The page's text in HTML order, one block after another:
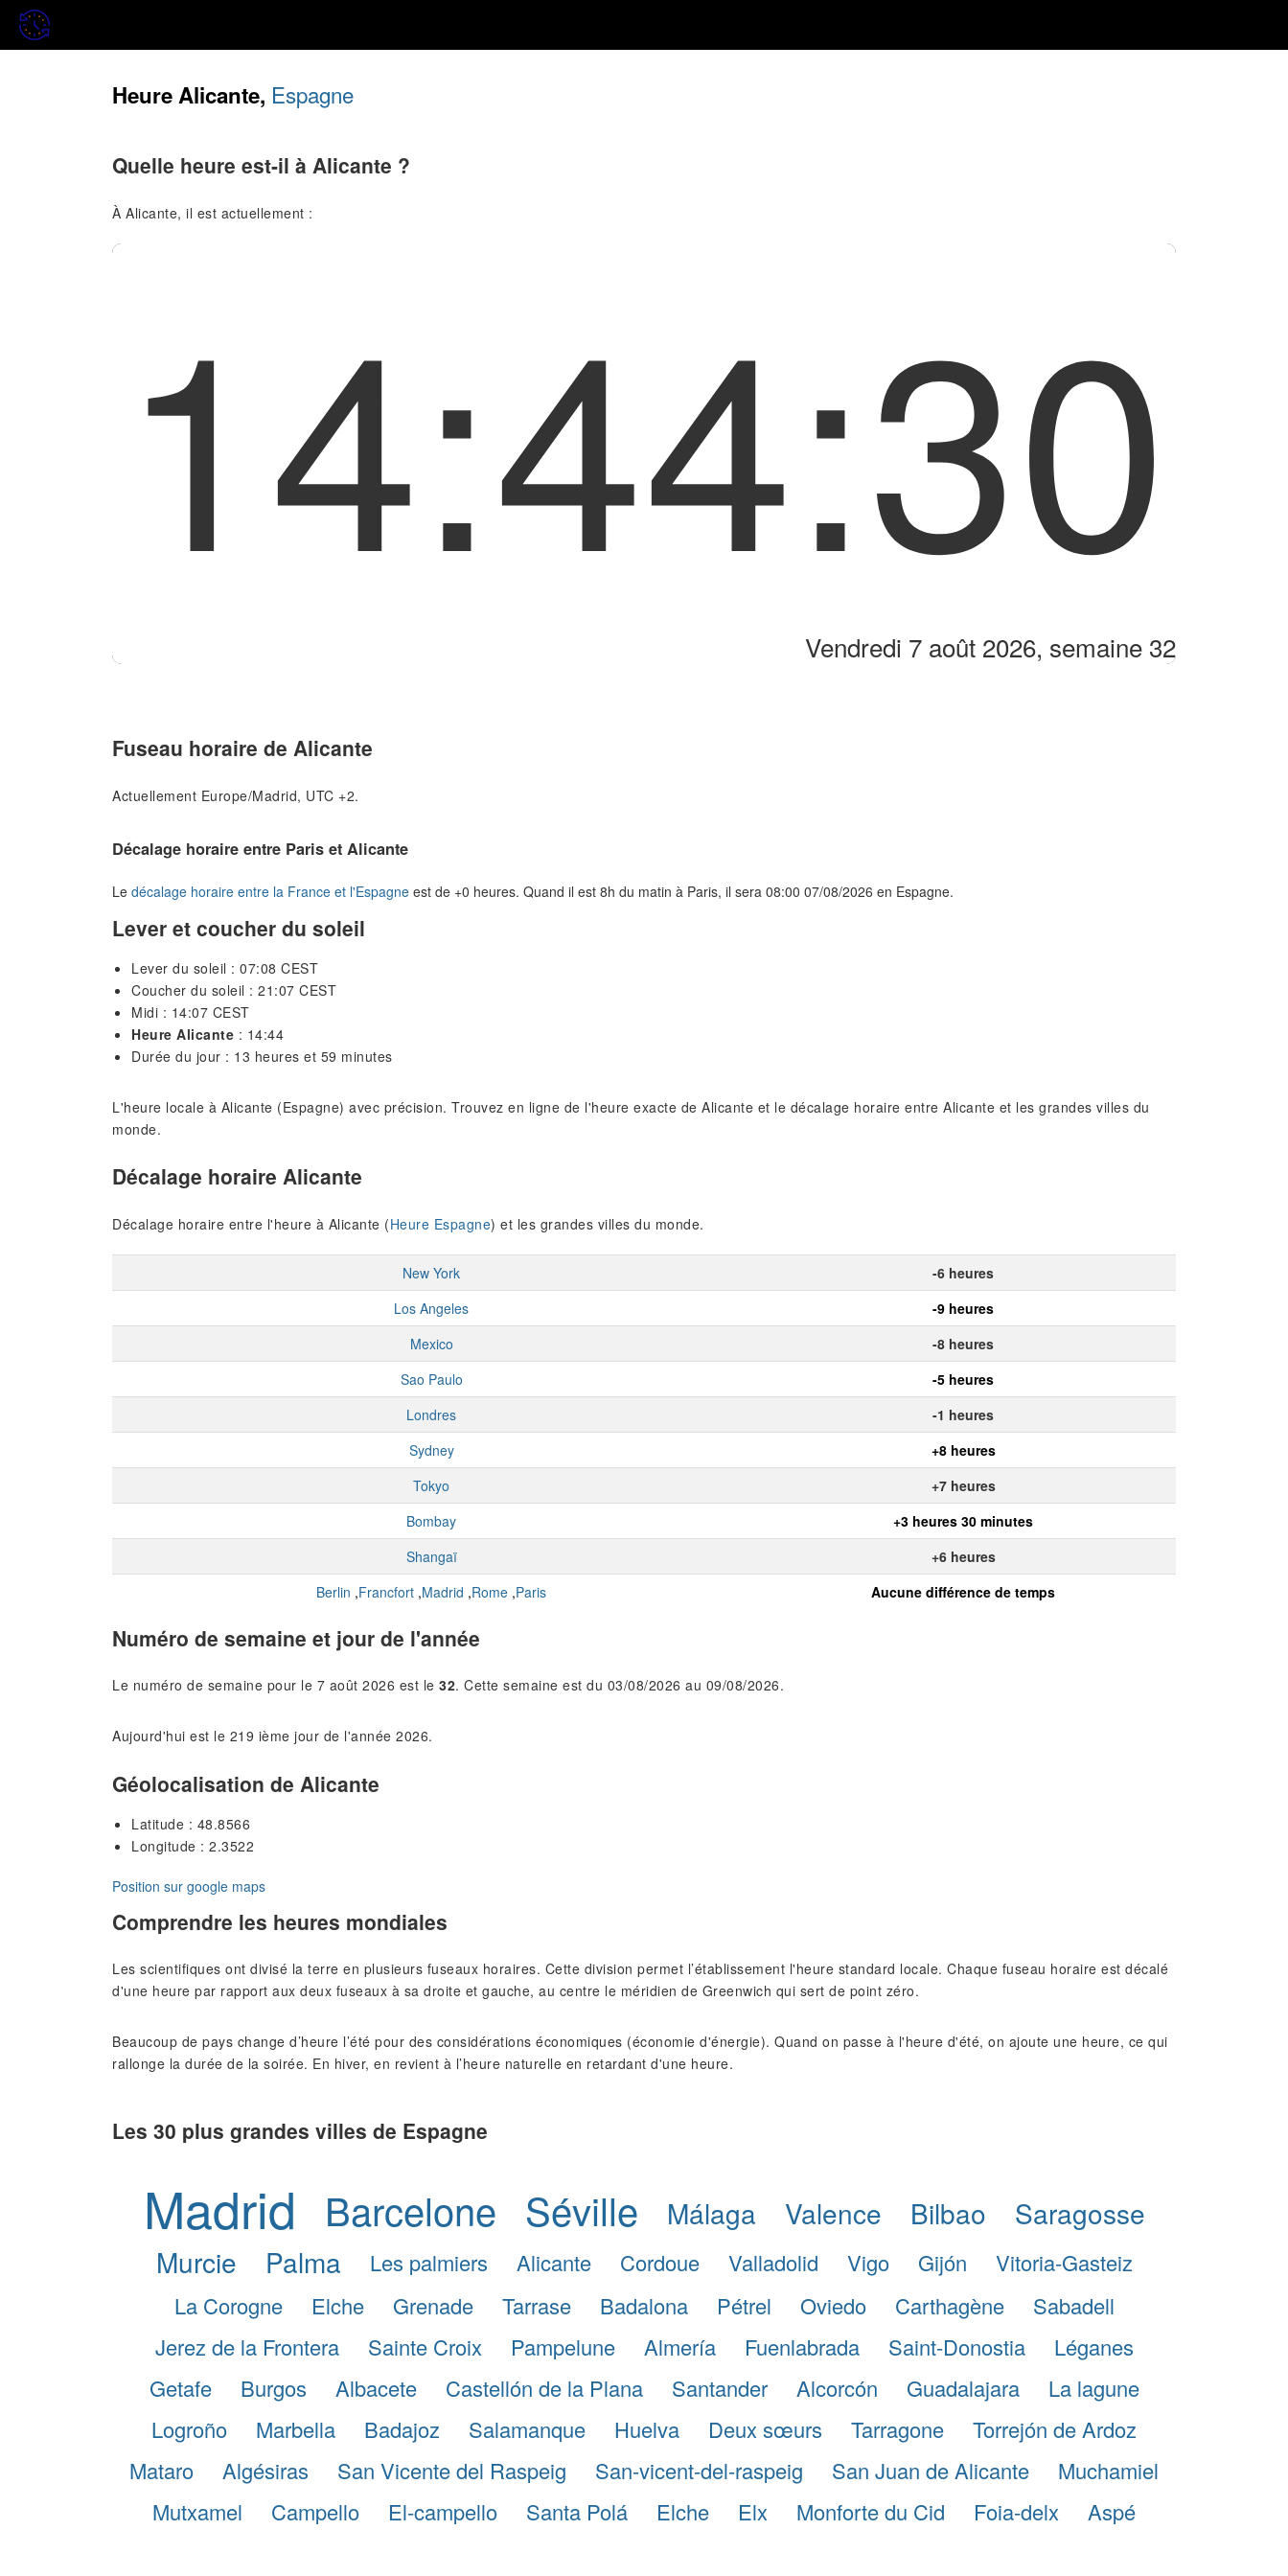
Heure Alicante, Espagne
Quelle heure est-il à Alicante ?
À Alicante, il est actuellement :
14:44:30
Vendredi 7 août 2026, semaine 32
Fuseau horaire de Alicante
Actuellement Europe/Madrid, UTC +2.
Décalage horaire entre Paris et Alicante
Le décalage horaire entre la France et l'Espagne est de +0 heures. Quand il est 8h du matin à Paris, il sera 08:00 07/08/2026 en Espagne.
Lever et coucher du soleil
Lever du soleil : 07:08 CEST
Coucher du soleil : 21:07 CEST
Midi : 14:07 CEST
Heure Alicante : 14:44
Durée du jour : 13 heures et 59 minutes
L'heure locale à Alicante (Espagne) avec précision. Trouvez en ligne de l'heure exacte de Alicante et le décalage horaire entre Alicante et les grandes villes du
monde.
Décalage horaire Alicante
Décalage horaire entre l'heure à Alicante (Heure Espagne) et les grandes villes du monde.
New York
-6 heures
Los Angeles
-9 heures
Mexico
-8 heures
Sao Paulo
-5 heures
Londres
-1 heures
Sydney
+8 heures
Tokyo
+7 heures
Bombay
+3 heures 30 minutes
Shangaï
+6 heures
Berlin ,Francfort ,Madrid ,Rome ,Paris Aucune différence de temps
Numéro de semaine et jour de l'année
Le numéro de semaine pour le 7 août 2026 est le 32. Cette semaine est du 03/08/2026 au 09/08/2026.
Aujourd'hui est le 219 ième jour de l'année 2026.
Géolocalisation de Alicante
Latitude : 48.8566
Longitude : 2.3522
Position sur google maps
Comprendre les heures mondiales
Les scientifiques ont divisé la terre en plusieurs fuseaux horaires. Cette division permet l’établissement l'heure standard locale. Chaque fuseau horaire est décalé
d'une heure par rapport aux deux fuseaux à sa droite et gauche, au centre le méridien de Greenwich qui sert de point zéro.
Beaucoup de pays change d’heure l’été pour des considérations économiques (économie d'énergie). Quand on passe à l'heure d'été, on ajoute une heure, ce qui
rallonge la durée de la soirée. En hiver, en revient à l’heure naturelle en retardant d'une heure.
Les 30 plus grandes villes de Espagne
Madrid Barcelone Séville Málaga Valence Bilbao
Saragosse
Murcie
Palma Les palmiers Alicante Cordoue Valladolid Vigo Gijón
Vitoria-Gasteiz
La Corogne
Elche Grenade Tarrase Badalona Pétrel Oviedo Carthagène
Sabadell
Jerez de la Frontera
Sainte Croix Pampelune Almería Fuenlabrada Saint-Donostia
Léganes
Getafe
Burgos Albacete Castellón de la Plana Santander Alcorcón Guadalajara
La lagune
Logroño
Marbella Badajoz Salamanque Huelva Deux sœurs Tarragone
Torrejón de Ardoz
Mataro
Algésiras San Vicente del Raspeig San-vicent-del-raspeig San Juan de Alicante
Muchamiel
Mutxamel
Campello El-campello Santa Polá Elche Elx Monforte du Cid Foia-delx Aspé